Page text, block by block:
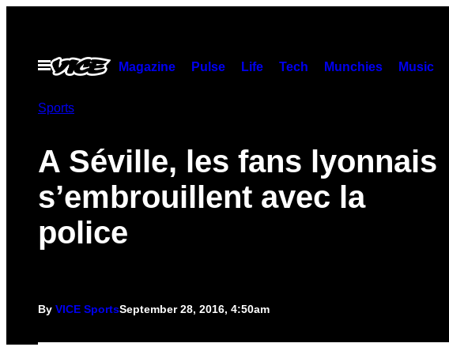
contentOpen
Menu
Magazine Pulse Life Tech Munchies Music
Sports
A Séville, les fans lyonnais
s’embrouillent avec la
police
By VICE SportsSeptember 28, 2016, 4:50am